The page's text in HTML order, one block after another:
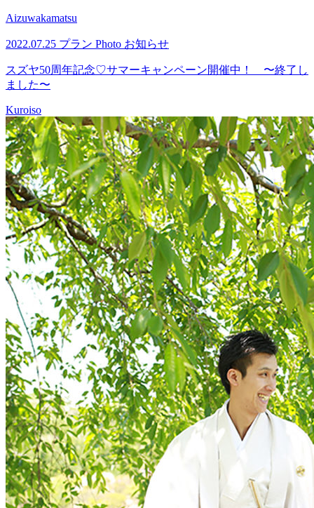
Aizuwakamatsu
2022.07.25 プラン Photo お知らせ
スズヤ50周年記念♡サマーキャンペーン開催中！ 〜終了し
ました〜
Kuroiso